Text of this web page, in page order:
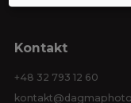
Kontakt
+48 32 793 12 60